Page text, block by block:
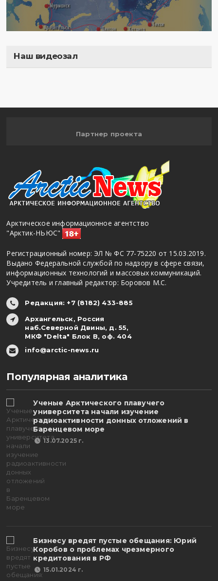
Наш видеозал
Партнер проекта
Арктическое информационное агентство
"Арктик-НЬЮС"
Регистрационный номер: ЭЛ № ФС 77-75220 от 15.03.2019.
Выдано Федеральной службой по надзору в сфере связи,
информационных технологий и массовых коммуникаций.
Учредитель и главный редактор: Боровов М.С.
Редакция: +7 (8182) 433-885
Архангельск, Россия
наб.Северной Двины, д. 55,
МКФ "Delta" Блок В, оф. 404
info@arctic-news.ru
Популярная аналитика
Ученые Арктического плавучего
университета начали изучение
радиоактивности донных отложений в
Баренцевом море
13.07.2025 г.
Бизнесу вредят пустые обещания: Юрий
Коробов о проблемах чрезмерного
кредитования в РФ
15.01.2024 г.